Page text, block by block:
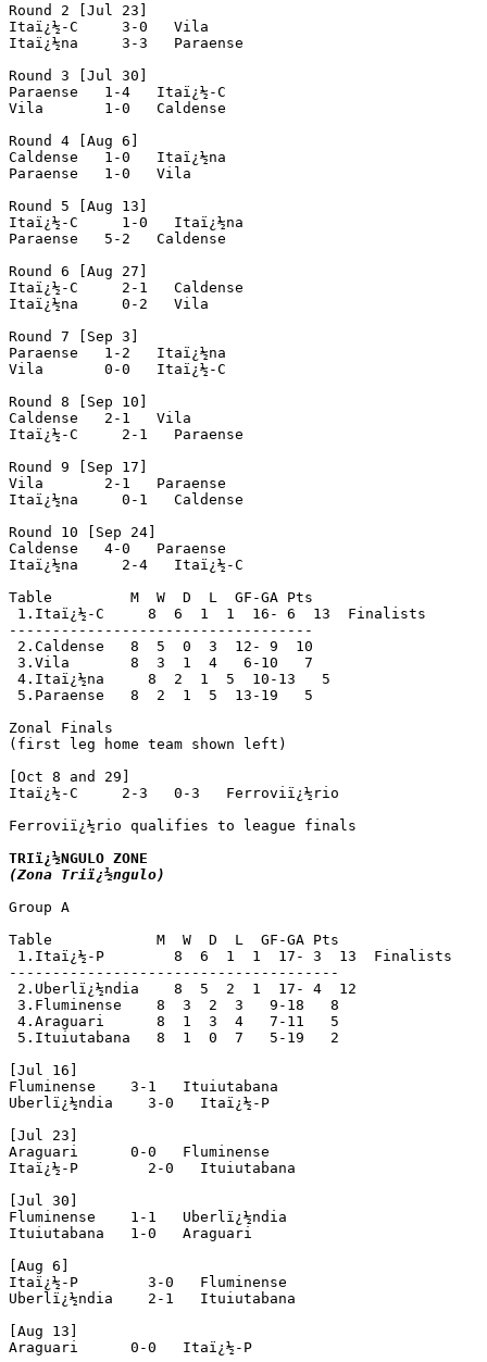
Round 2 [Jul 23]
Itaï¿½-C     3-0   Vila
Itaï¿½na     3-3   Paraense
Round 3 [Jul 30]
Paraense   1-4   Itaï¿½-C
Vila       1-0   Caldense
Round 4 [Aug 6]
Caldense   1-0   Itaï¿½na
Paraense   1-0   Vila
Round 5 [Aug 13]
Itaï¿½-C     1-0   Itaï¿½na
Paraense   5-2   Caldense
Round 6 [Aug 27]
Itaï¿½-C     2-1   Caldense
Itaï¿½na     0-2   Vila
Round 7 [Sep 3]
Paraense   1-2   Itaï¿½na
Vila       0-0   Itaï¿½-C
Round 8 [Sep 10]
Caldense   2-1   Vila
Itaï¿½-C     2-1   Paraense
Round 9 [Sep 17]
Vila       2-1   Paraense
Itaï¿½na     0-1   Caldense
Round 10 [Sep 24]
Caldense   4-0   Paraense
Itaï¿½na     2-4   Itaï¿½-C
Table         M  W  D  L  GF-GA Pts
1.Itaï¿½-C     8  6  1  1  16- 6  13  Finalists
-----------------------------------
2.Caldense   8  5  0  3  12- 9  10
3.Vila       8  3  1  4   6-10   7
4.Itaï¿½na     8  2  1  5  10-13   5
5.Paraense   8  2  1  5  13-19   5
Zonal Finals
(first leg home team shown left)
[Oct 8 and 29]
Itaï¿½-C     2-3   0-3   Ferroviï¿½rio
Ferroviï¿½rio qualifies to league finals
(Zona Triï¿½ngulo)
Group A
Table            M  W  D  L  GF-GA Pts
1.Itaï¿½-P        8  6  1  1  17- 3  13  Finalists
--------------------------------------
2.Uberlï¿½ndia    8  5  2  1  17- 4  12
3.Fluminense    8  3  2  3   9-18   8
4.Araguari      8  1  3  4   7-11   5
5.Ituiutabana   8  1  0  7   5-19   2
[Jul 16]
Fluminense    3-1   Ituiutabana
Uberlï¿½ndia    3-0   Itaï¿½-P
[Jul 23]
Araguari      0-0   Fluminense
Itaï¿½-P        2-0   Ituiutabana
[Jul 30]
Fluminense    1-1   Uberlï¿½ndia
Ituiutabana   1-0   Araguari
[Aug 6]
Itaï¿½-P        3-0   Fluminense
Uberlï¿½ndia    2-1   Ituiutabana
[Aug 13]
Araguari      0-0   Itaï¿½-P